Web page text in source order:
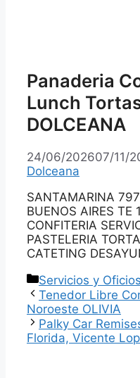
Panaderia
Lunch
DOLCEANA
24/06/202607/11/
Dolceana
SANTAMARINA
BUENOS AIRES TE
CONFITERIA
PASTELERIA
CATETING
Categorías
Servicios y Oficios
Tenedor Libre
Noroeste OLIVIA
Palky Car
Florida, Vicente